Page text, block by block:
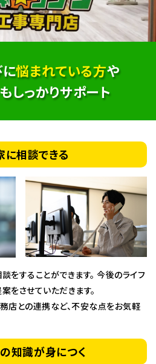
悩まれている方や
しっかりサポート
に相談できる
をすることができます。 今後のライフ
をさせていただきます。
店との連携など、不安な点をお気軽
知識が身につく